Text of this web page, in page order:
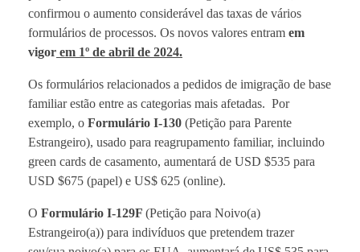
confirmou o aumento considerável das taxas de vários
formulários de processos. Os novos valores entram em
vigor em 1º de abril de 2024.
Os formulários relacionados a pedidos de imigração de base
familiar estão entre as categorias mais afetadas. Por
exemplo, o Formulário I-130 (Petição para Parente
Estrangeiro), usado para reagrupamento familiar, incluindo
green cards de casamento, aumentará de USD $535 para
USD $675 (papel) e US$ 625 (online).
O Formulário I-129F (Petição para Noivo(a)
Estrangeiro(a)) para indivíduos que pretendem trazer